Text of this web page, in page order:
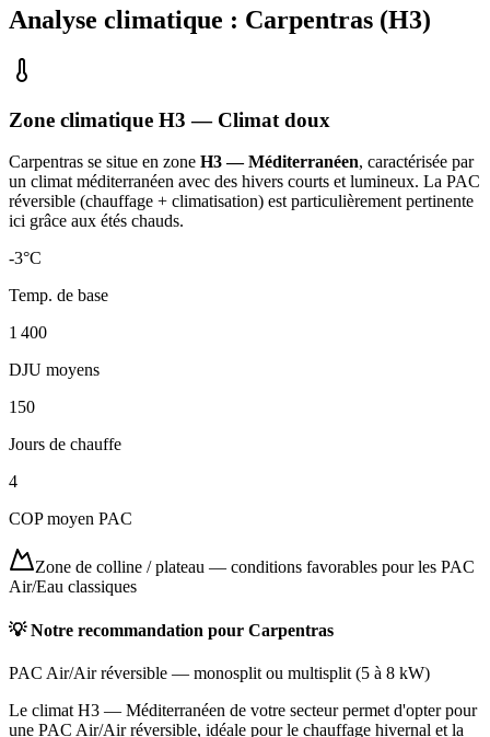
Analyse climatique : Carpentras (H3)
Zone climatique H3 — Climat doux
Carpentras se situe en zone H3 — Méditerranéen, caractérisée par
un climat méditerranéen avec des hivers courts et lumineux. La PAC
réversible (chauffage + climatisation) est particulièrement pertinente
ici grâce aux étés chauds.
-3°C
Temp. de base
1 400
DJU moyens
150
Jours de chauffe
4
COP moyen PAC
Zone de colline / plateau — conditions favorables pour les PAC
Air/Eau classiques
💡 Notre recommandation pour Carpentras
PAC Air/Air réversible — monosplit ou multisplit (5 à 8 kW)
Le climat H3 — Méditerranéen de votre secteur permet d'opter pour
une PAC Air/Air réversible, idéale pour le chauffage hivernal et la